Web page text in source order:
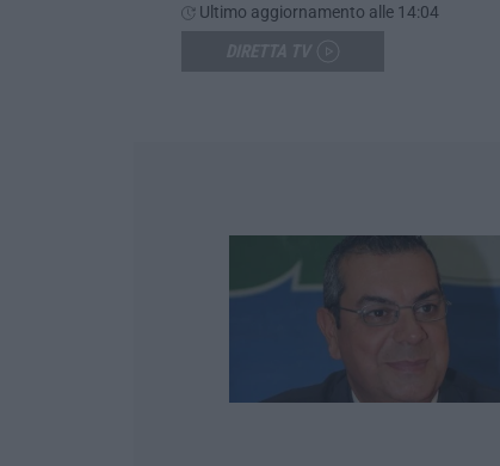
Ultimo aggiornamento alle 14:04